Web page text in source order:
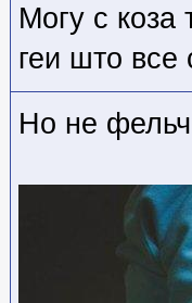
Могу с коза
геи што все
Но не